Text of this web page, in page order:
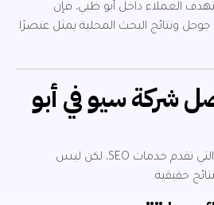
العملاء داخل أبو ظبي، فإن
ونتائج البحث المحلية يمثل عنصرًا
شركة سيو في أبو
هناك العديد من الشركات التي تقدم خدمات SEO، لكن ليس
حقيقية.